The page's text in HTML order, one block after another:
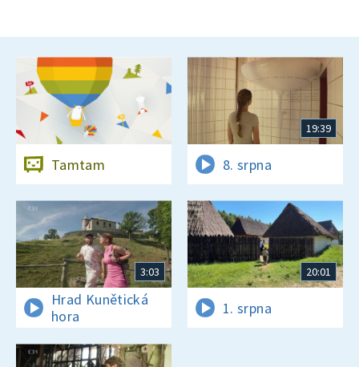
Tamtam
19:39
8. srpna
3:03
Hrad Kunětická
hora
20:01
1. srpna